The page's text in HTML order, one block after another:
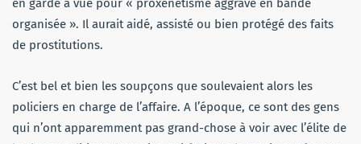
en garde à vue pour « proxénétisme aggravé en bande
organisée ». Il aurait aidé, assisté ou bien protégé des faits
de prostitutions.
C’est bel et bien les soupçons que soulevaient alors les
policiers en charge de l’affaire. A l’époque, ce sont des gens
qui n’ont apparemment pas grand-chose à voir avec l’élite de